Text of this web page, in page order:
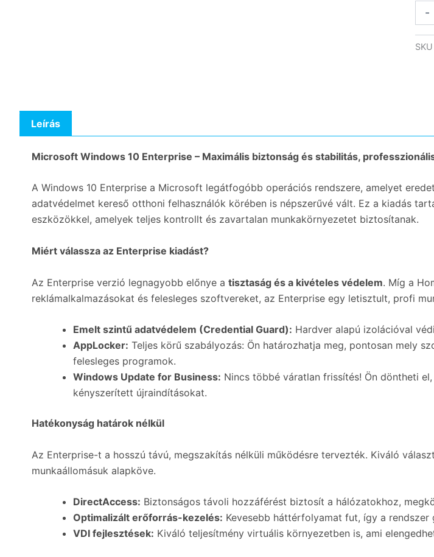
-
SKU
Leírás
Microsoft Windows 10 Enterprise – Maximális biztonság és stabilitás,
A Windows 10 Enterprise a Microsoft legátfogóbb operációs rendszere, amelyet
adatvédelmet kereső otthoni felhasználók körében is népszerűvé vált. Ez a kiadás
eszközökkel, amelyek teljes kontrollt és zavartalan munkakörnyezetet biztosítanak.
Miért válassza az Enterprise kiadást?
Az Enterprise verzió legnagyobb előnye a tisztaság és a kivételes védelem. Míg a
reklámalkalmazásokat és felesleges szoftvereket, az Enterprise egy letisztult, profi
Emelt szintű adatvédelem (Credential Guard): Hardver alapú izolációval
AppLocker: Teljes körű szabályozás: Ön határozhatja meg, pontosan mely
felesleges programok.
Windows Update for Business: Nincs többé váratlan frissítés! Ön döntheti
kényszerített újraindításokat.
Hatékonyság határok nélkül
Az Enterprise-t a hosszú távú, megszakítás nélküli működésre tervezték. Kiváló
munkaállomásuk alapköve.
DirectAccess: Biztonságos távoli hozzáférést biztosít a hálózatokhoz,
Optimalizált erőforrás-kezelés: Kevesebb háttérfolyamat fut, így a
VDI fejlesztések: Kiváló teljesítmény virtuális környezetben is, ami